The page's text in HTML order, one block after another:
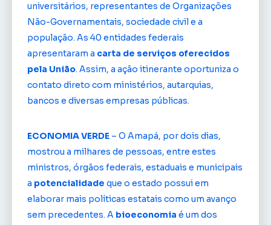
universitários, representantes de Organizações
Não-Governamentais, sociedade civil e a
população. As 40 entidades federais
apresentaram a carta de serviços oferecidos
pela União. Assim, a ação itinerante oportuniza o
contato direto com ministérios, autarquias,
bancos e diversas empresas públicas.
ECONOMIA VERDE – O Amapá, por dois dias,
mostrou a milhares de pessoas, entre estes
ministros, órgãos federais, estaduais e municipais
a potencialidade que o estado possui em
elaborar mais políticas estatais como um avanço
sem precedentes. A bioeconomia é um dos